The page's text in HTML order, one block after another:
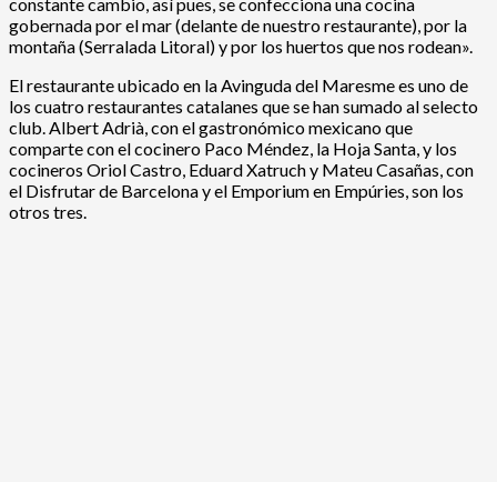
gobernada por el mar (delante de nuestro restaurante), por la
montaña (Serralada Litoral) y por los huertos que nos rodean».
El restaurante ubicado en la Avinguda del Maresme es uno de
los cuatro restaurantes catalanes que se han sumado al selecto
club. Albert Adrià, con el gastronómico mexicano que
comparte con el cocinero Paco Méndez, la Hoja Santa, y los
cocineros Oriol Castro, Eduard Xatruch y Mateu Casañas, con
el Disfrutar de Barcelona y el Emporium en Empúries, son los
otros tres.